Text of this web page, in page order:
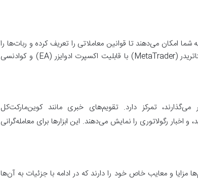
شما امکان می‌دهند تا قوانین معاملاتی را تعریف کرده و ربات‌ها را
برای اجرای سفارشات، مدیریت ریسک، و حتی تحلیل بازار بدون نیاز به مداخله دستی تنظیم کنید. متاتریدر (MetaTrader) با قابلیت اکسپرت ادوایزر (EA) و کوادنسی
تمرکز دارد. تقویم‌های خبری مانند کوین‌مارکت‌کل
رگولاتوری را نمایش می‌دهند. این ابزارها برای معامله‌گرانی
مزایا و معایب خاص خود را دارند که در ادامه با جزئیات به آن‌ها